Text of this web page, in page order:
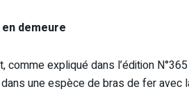
demeure
comme expliqué dans l’édition
une espèce de bras de fer